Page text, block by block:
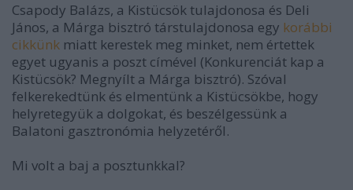
Csapody Balázs, a Kistücsök tulajdonosa és Deli
János, a Márga bisztró társtulajdonosa egy korábbi
cikkünk miatt kerestek meg minket, nem értettek
egyet ugyanis a poszt címével (Konkurenciát kap a
Kistücsök? Megnyílt a Márga bisztró). Szóval
felkerekedtünk és elmentünk a Kistücsökbe, hogy
helyretegyük a dolgokat, és beszélgessünk a
Balatoni gasztronómia helyzetéről.
Mi volt a baj a posztunkkal?